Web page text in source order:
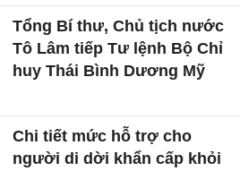
Tổng Bí thư, Chủ tịch nước
Tô Lâm tiếp Tư lệnh Bộ Chỉ
huy Thái Bình Dương Mỹ
Chi tiết mức hỗ trợ cho
người di dời khẩn cấp khỏi